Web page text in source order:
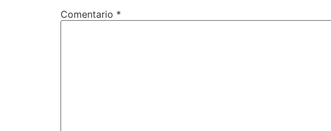
Comentario *